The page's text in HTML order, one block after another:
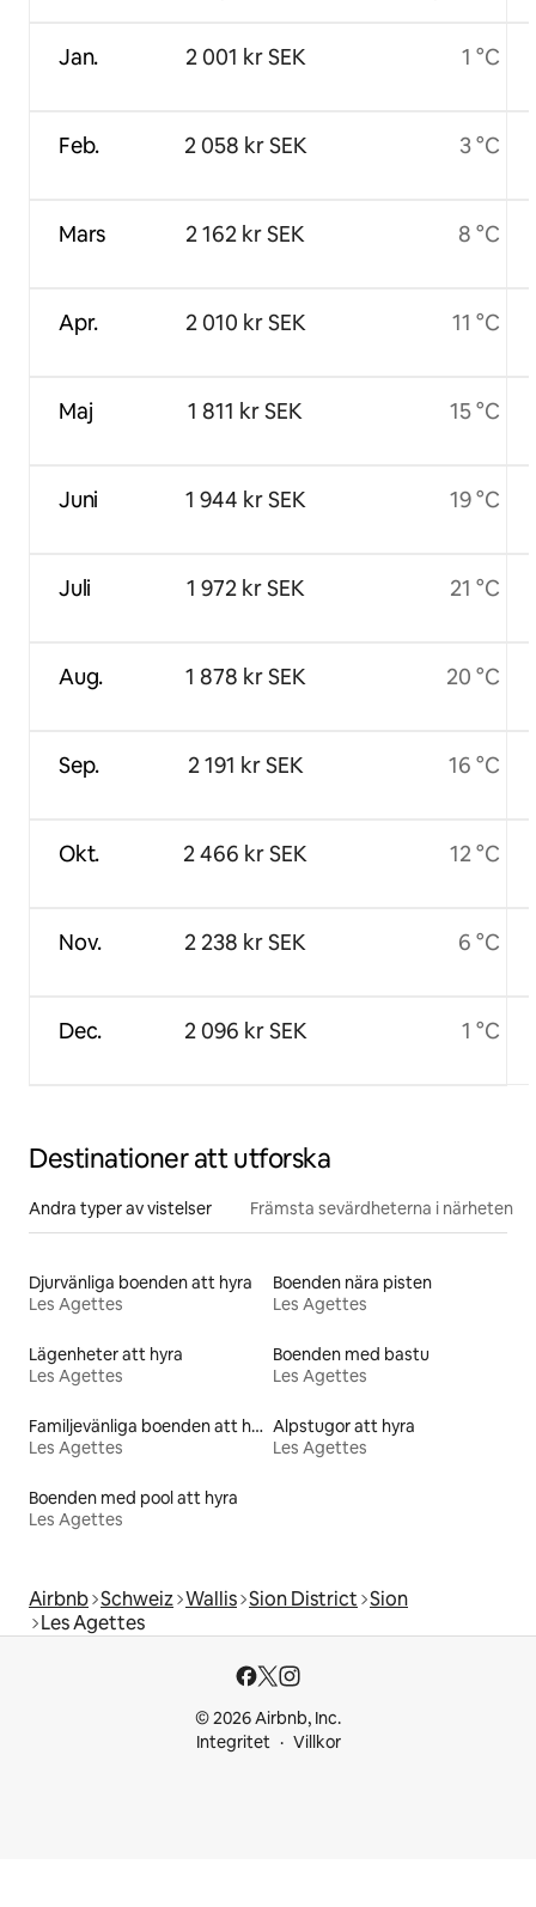
Jan.
Feb.
Mars
Apr.
Maj
Juni
Juli
Aug.
Sep.
Okt.
Nov.
Dec.
2 001 kr SEK
2 058 kr SEK
2 162 kr SEK
2 010 kr SEK
1 811 kr SEK
1 944 kr SEK
1 972 kr SEK
1 878 kr SEK
2 191 kr SEK
2 466 kr SEK
2 238 kr SEK
2 096 kr SEK
1 °C
3 °C
8 °C
11 °C
15 °C
19 °C
21 °C
20 °C
16 °C
12 °C
6 °C
1 °C
Destinationer att utforska
Andra typer av vistelser Främsta sevärdheterna i närheten
Djurvänliga boenden att hyra
Les Agettes
Boenden nära pisten
Les Agettes
Lägenheter att hyra
Les Agettes
Boenden med bastu
Les Agettes
Familjevänliga boenden att hyra
Les Agettes
Alpstugor att hyra
Les Agettes
Boenden med pool att hyra
Les Agettes
Airbnb Schweiz Wallis Sion District Sion
Les Agettes
© 2026 Airbnb, Inc.
Integritet
Villkor